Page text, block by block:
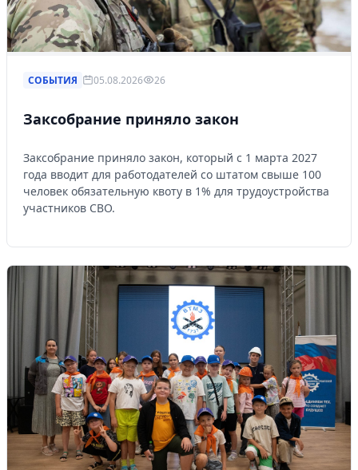
СОБЫТИЯ 05.08.2026 26
Заксобрание приняло закон
Заксобрание приняло закон, который с 1 марта 2027
года вводит для работодателей со штатом свыше 100
человек обязательную квоту в 1% для трудоустройства
участников СВО.